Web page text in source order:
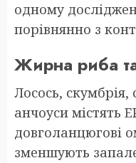
одному
порівнянно з
Жирна риба
Лосось,
анчоуси містять
довголанцюгові
зменшують